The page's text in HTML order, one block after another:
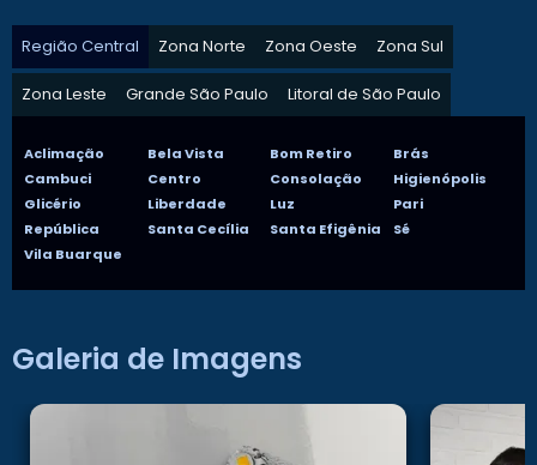
Região Central Zona Norte Zona Oeste Zona Sul
Zona Leste Grande São Paulo Litoral de São Paulo
Aclimação Bela Vista Bom Retiro
Brás
Cambuci
Centro Consolação
Higienópolis
Glicério
Liberdade Luz
Pari
República
Santa Cecília Santa Efigênia
Sé
Vila Buarque
Galeria de Imagens